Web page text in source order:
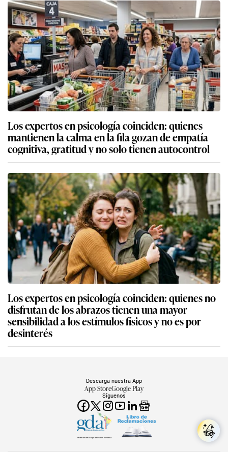
Los expertos en psicología coinciden: quienes
mantienen la calma en la fila gozan de empatía
cognitiva, gratitud y no solo tienen autocontrol
Los expertos en psicología coinciden: quienes no
disfrutan de los abrazos tienen una mayor
sensibilidad a los estímulos físicos y no es por
desinterés
Síguenos
Descarga nuestra App
App StoreGoogle Play
Miembro del Grupo de Diarios América